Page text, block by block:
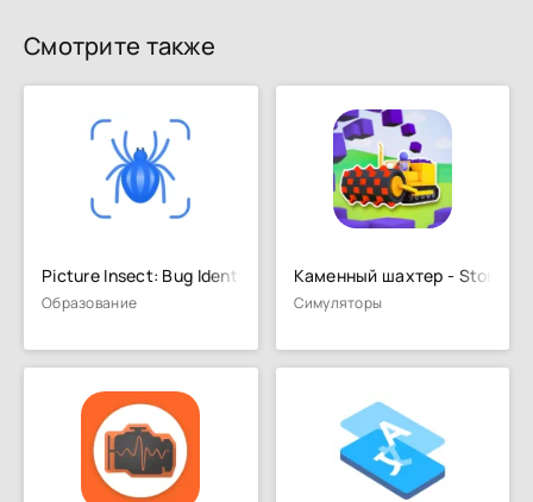
Смотрите также
Picture Insect: Bug Identifier
Образование
Каменный шахтер - Stone
Симуляторы